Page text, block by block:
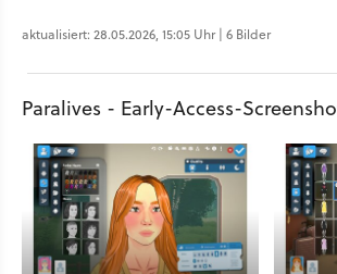
aktualisiert: 28.05.2026, 15:05 Uhr | 6 Bilder
Paralives - Early-Access-